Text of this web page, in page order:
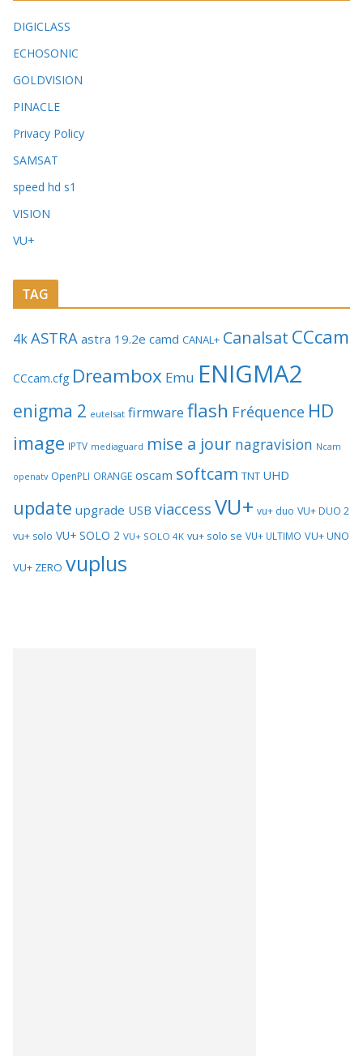
DIGICLASS
ECHOSONIC
GOLDVISION
PINACLE
Privacy Policy
SAMSAT
speed hd s1
VISION
VU+
TAG
4kASTRA astra 19.2e camd CANAL+ Canalsat CCcam
CCcam.cfg Dreambox Emu ENIGMA2
enigma 2 eutelsat firmware flash Fréquence HD
image IPTV mediaguard mise a jour nagravision Ncam
openatv OpenPLI ORANGE oscam softcam TNT UHD
update upgrade USB viaccess VU+ vu+ duo VU+ DUO 2
vu+ solo VU+ SOLO 2 VU+ SOLO 4K vu+ solo se VU+ ULTIMO VU+ UNO
VU+ ZERO vuplus